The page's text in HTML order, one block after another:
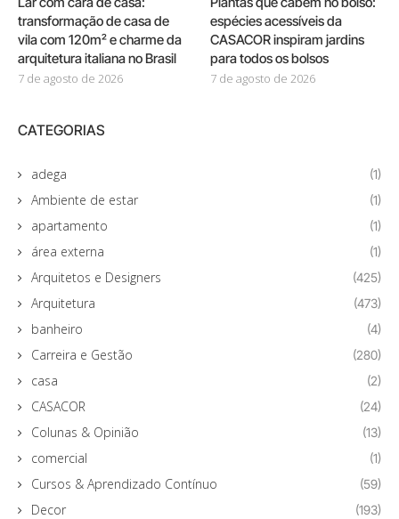
transformação de casa de
vila com 120m² e charme da
arquitetura italiana no Brasil
7 de agosto de 2026
espécies acessíveis da
CASACOR inspiram jardins
para todos os bolsos
7 de agosto de 2026
CATEGORIAS
adega (1)
Ambiente de estar (1)
apartamento (1)
área externa (1)
Arquitetos e Designers (425)
Arquitetura (473)
banheiro (4)
Carreira e Gestão (280)
casa (2)
CASACOR (24)
Colunas & Opinião (13)
comercial (1)
Cursos & Aprendizado Contínuo (59)
Decor (193)